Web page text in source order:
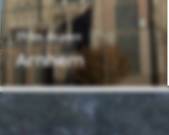
Arnhem
29 km du parc